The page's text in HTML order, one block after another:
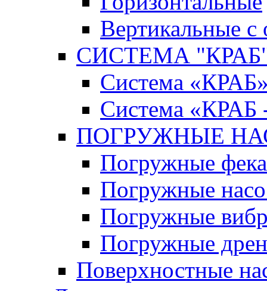
Вертикальные
СИСТЕМА
Система
Система «КРАБ
ПОГРУЖНЫЕ
Погружные
Погружные
Погружные
Погружные
Поверхностные